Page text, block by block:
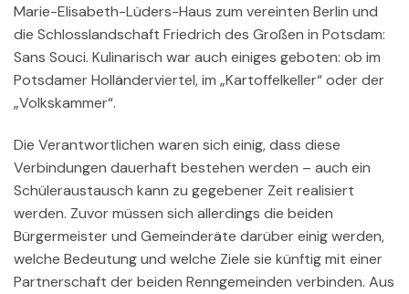
Marie-Elisabeth-Lüders-Haus zum vereinten Berlin und
die Schlosslandschaft Friedrich des Großen in Potsdam:
Sans Souci. Kulinarisch war auch einiges geboten: ob im
Potsdamer Holländerviertel, im „Kartoffelkeller“ oder der
„Volkskammer“.
Die Verantwortlichen waren sich einig, dass diese
Verbindungen dauerhaft bestehen werden – auch ein
Schüleraustausch kann zu gegebener Zeit realisiert
werden. Zuvor müssen sich allerdings die beiden
Bürgermeister und Gemeinderäte darüber einig werden,
welche Bedeutung und welche Ziele sie künftig mit einer
Partnerschaft der beiden Renngemeinden verbinden. Aus